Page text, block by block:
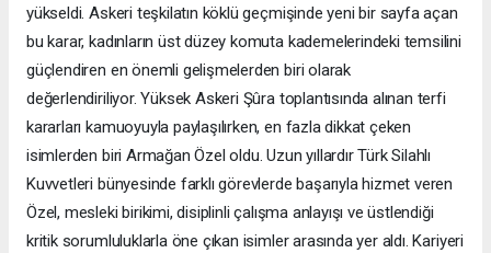
yükseldi. Askeri teşkilatın köklü geçmişinde yeni bir sayfa açan
bu karar, kadınların üst düzey komuta kademelerindeki temsilini
güçlendiren en önemli gelişmelerden biri olarak
değerlendiriliyor. Yüksek Askeri Şûra toplantısında alınan terfi
kararları kamuoyuyla paylaşılırken, en fazla dikkat çeken
isimlerden biri Armağan Özel oldu. Uzun yıllardır Türk Silahlı
Kuvvetleri bünyesinde farklı görevlerde başarıyla hizmet veren
Özel, mesleki birikimi, disiplinli çalışma anlayışı ve üstlendiği
kritik sorumluluklarla öne çıkan isimler arasında yer aldı. Kariyeri